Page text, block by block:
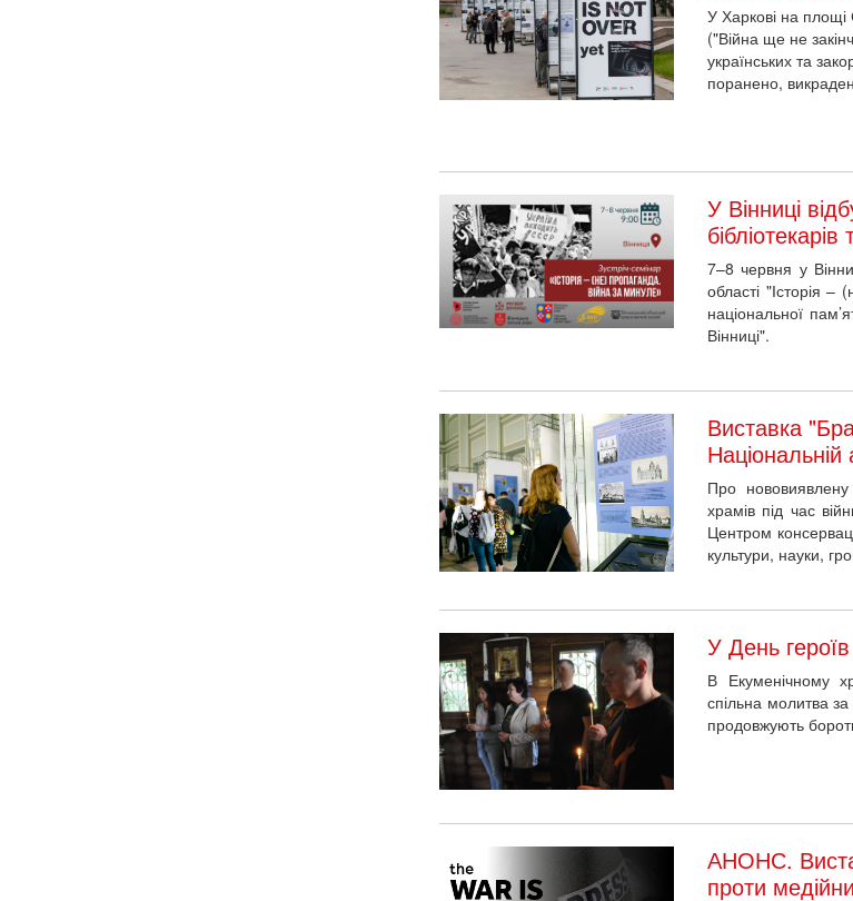
У Харкові на
("Війна ще не
українських та
поранено,
У Вінниці
бібліотекарів
7–8 червня у
області "Історія –
національної
Вінниці".
Виставка
Про нововиявлену
храмів під час
Центром
культури, науки,
У День
В Екуменічному
спільна молитва за
продовжують
АНОНС.
проти